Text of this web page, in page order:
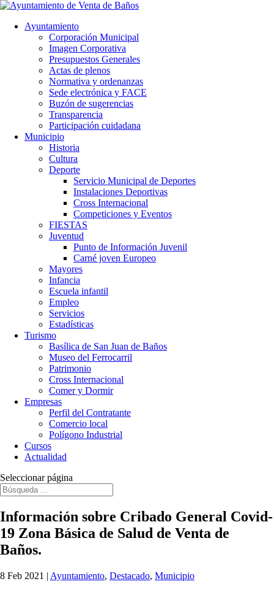
Ayuntamiento
Corporación Municipal
Imagen Corporativa
Presupuestos Generales
Actas de plenos
Normativa y ordenanzas
Sede electrónica y FACE
Buzón de sugerencias
Transparencia
Participación cuidadana
Municipio
Historia
Cultura
Deporte
Servicio Municipal de Deportes
Instalaciones Deportivas
Cross Internacional
Competiciones y Eventos
FIESTAS
Juventud
Punto de Información Juvenil
Carné joven Europeo
Mayores
Infancia
Escuela infantil
Empleo
Servicios
Estadísticas
Turismo
Basílica de San Juan de Baños
Museo del Ferrocarril
Patrimonio
Cross Internacional
Comer y Dormir
Empresas
Perfil del Contratante
Comercio local
Polígono Industrial
Cursos
Actualidad
Seleccionar página
Información sobre Cribado General Covid-
19 Zona Básica de Salud de Venta de
Baños.
8 Feb 2021 | Ayuntamiento, Destacado, Municipio